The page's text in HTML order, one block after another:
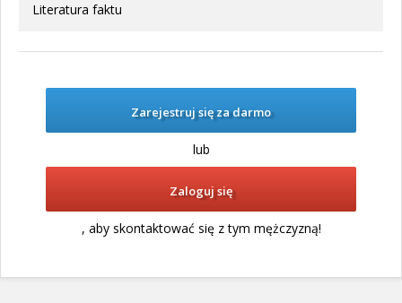
Literatura faktu
Zarejestruj się za darmo
lub
Zaloguj się
, aby skontaktować się z tym mężczyzną!